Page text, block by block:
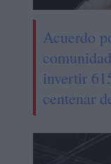
Acuerdo
invertir
centenar